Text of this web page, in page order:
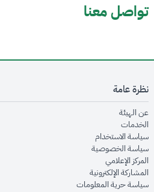
تواصل معنا
نظرة عامة
عن الهيئةopens in new window
الخدماتopens in new window
سياسة الاستخدامopens in new window
سياسة الخصوصيةopens in new window
المركز الإعلاميopens in new window
المشاركة الإلكترونيةopens in new window
سياسة حرية المعلوماتopens in new window